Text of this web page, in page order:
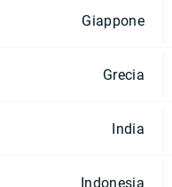
Giappone
Grecia
India
Indonesia